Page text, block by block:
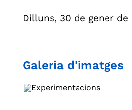
Dilluns, 30 de gener de
Galeria d'imatges